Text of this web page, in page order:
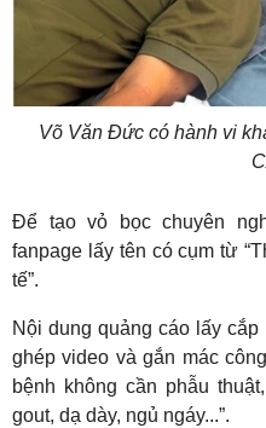
Võ Văn Đức có hành vi
Để tạo vỏ bọc chuyên
fanpage lấy tên có cụm từ
tế”.
Nội dung quảng cáo lấy
ghép video và gắn mác
bệnh không cần phẫu
gout, dạ dày, ngủ ngáy...”.